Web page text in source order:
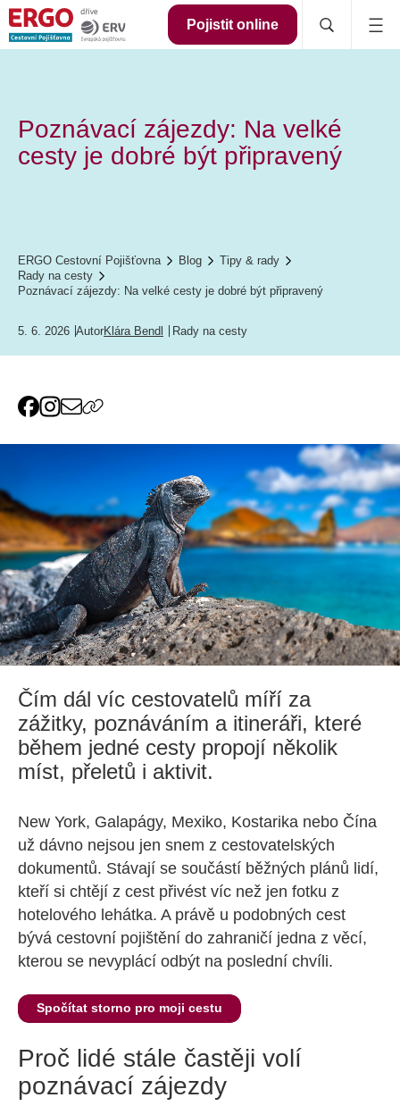
Pojistit online
Poznávací zájezdy: Na velké
cesty je dobré být připravený
ERGO Cestovní Pojišťovna Blog
Tipy & rady
Rady na cesty
Poznávací zájezdy: Na velké cesty je dobré být připravený
5. 6. 2026 AutorKlára Bendl Rady na cesty
Čím dál víc cestovatelů míří za
zážitky, poznáváním a itineráři, které
během jedné cesty propojí několik
míst, přeletů i aktivit.
New York, Galapágy, Mexiko, Kostarika nebo Čína
už dávno nejsou jen snem z cestovatelských
dokumentů. Stávají se součástí běžných plánů lidí,
kteří si chtějí z cest přivést víc než jen fotku z
hotelového lehátka. A právě u podobných cest
bývá cestovní pojištění do zahraničí jedna z věcí,
kterou se nevyplácí odbýt na poslední chvíli.
Spočítat storno pro moji cestu
Proč lidé stále častěji volí
poznávací zájezdy